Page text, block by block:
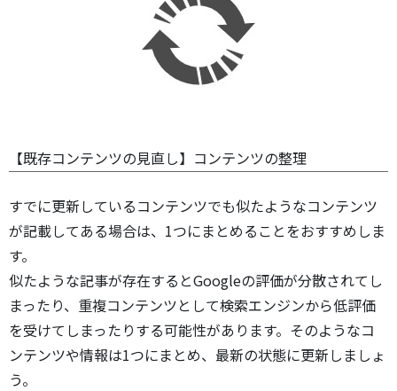
【既存コンテンツの見直し】コンテンツの整理
すでに更新しているコンテンツでも似たようなコンテンツ
が記載してある場合は、1つにまとめることをおすすめしま
す。
似たような記事が存在するとGoogleの評価が分散されてし
まったり、重複コンテンツとして検索エンジンから低評価
を受けてしまったりする可能性があります。そのようなコ
ンテンツや情報は1つにまとめ、最新の状態に更新しましょ
う。